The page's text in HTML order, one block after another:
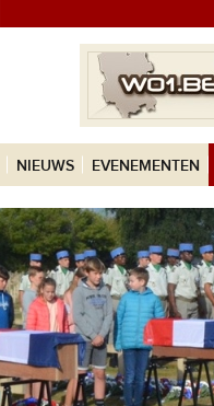
NIEUWS EVENEMENTEN